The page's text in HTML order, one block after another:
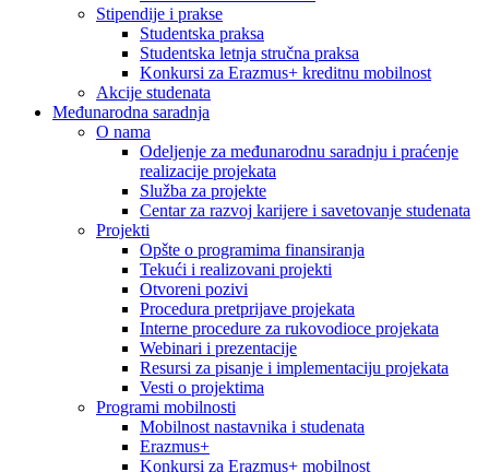
Stipendije i prakse
Studentska praksa
Studentska letnja stručna praksa
Konkursi za Erazmus+ kreditnu mobilnost
Akcije studenata
Međunarodna saradnja
O nama
Odeljenje za međunarodnu saradnju i praćenje
realizacije projekata
Služba za projekte
Centar za razvoj karijere i savetovanje studenata
Projekti
Opšte o programima finansiranja
Tekući i realizovani projekti
Otvoreni pozivi
Procedura pretprijave projekata
Interne procedure za rukovodioce projekata
Webinari i prezentacije
Resursi za pisanje i implementaciju projekata
Vesti o projektima
Programi mobilnosti
Mobilnost nastavnika i studenata
Erazmus+
Konkursi za Erazmus+ mobilnost